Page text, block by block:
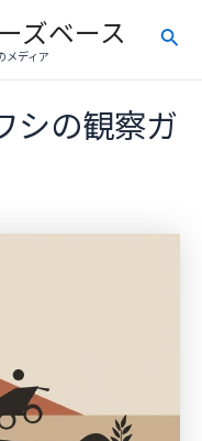
ズベース
メディア
検
シの観察ガ